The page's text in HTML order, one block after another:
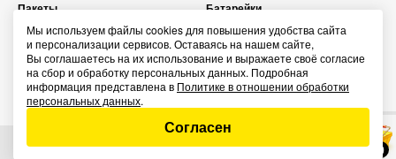
0
Пакеты
Батарейки
Топливо для зажигалок
Презервативы
Карты игральные
Спички
Сувенирные зажигалки
Энергетические паучи ENERGY
SHOCK
Мы используем файлы cookies для повышения удобства сайта
и персонализации сервисов. Оставаясь на нашем сайте,
Вы соглашаетесь на их использование и выражаете своё согласие
на сбор и обработку персональных данных. Подробная
информация представлена в Политике в отношении обработки
персональных данных.
Согласен